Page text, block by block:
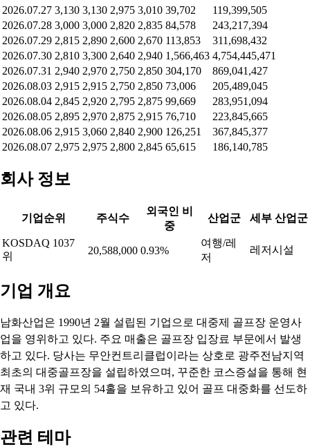
2026.07.27 3,130 3,130 2,975 3,010 39,702
119,399,505
2026.07.28 3,000 3,000 2,820 2,835 84,578
243,217,394
2026.07.29 2,815 2,890 2,600 2,670 113,853
311,698,432
2026.07.30 2,810 3,300 2,640 2,940 1,566,463 4,754,445,471
2026.07.31 2,940 2,970 2,750 2,850 304,170
869,041,427
2026.08.03 2,915 2,915 2,750 2,850 73,006
205,489,045
2026.08.04 2,845 2,920 2,795 2,875 99,669
283,951,094
2026.08.05 2,895 2,970 2,875 2,915 76,710
223,845,665
2026.08.06 2,915 3,060 2,840 2,900 126,251
367,845,377
2026.08.07 2,975 2,975 2,800 2,845 65,615 186,140,785
회사 정보
기업순위 주식수
외국인 비
중
산업군 세부 산업군
KOSDAQ 1037
위
20,588,000 0.93%
여행/레
저
레저시설
기업 개요
남화산업은 1990년 2월 설립된 기업으로 대중제 골프장 운영사
업을 영위하고 있다. 주요 매출은 골프장 입장료 부문에서 발생
하고 있다. 당사는 무안컨트리클럽이라는 상호로 광주전남지역
최초의 대중골프장을 설립하였으며, 꾸준한 코스증설을 통해 현
재 국내 3위 규모의 54홀을 보유하고 있어 골프 대중화를 선도하
고 있다.
관련 테마